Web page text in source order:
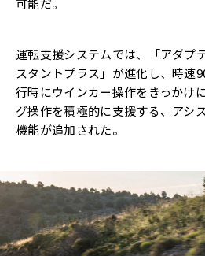
可能だ。
運転支援システムでは、「アダプ
スタントプラス」が進化し、時速
行時にウインカー操作をきっかけ
グ操作を積極的に支援する、アシ
機能が追加された。